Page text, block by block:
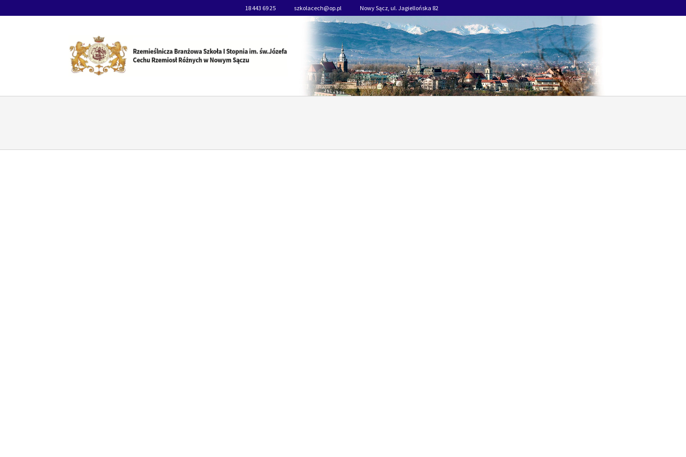
18 443 69 25 szkolacech@op.pl Nowy Sącz, ul. Jagiellońska 82